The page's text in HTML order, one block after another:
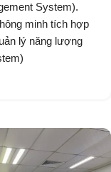
System).
minh tích hợp
lý năng lượng